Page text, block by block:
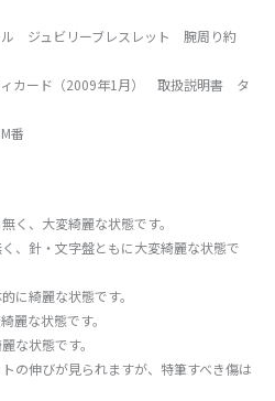
ル ジュビリーブレスレット 腕周り約
カード（2009年1月） 取扱説明書 タ
番
く、大変綺麗な状態です。
、針・文字盤ともに大変綺麗な状態で
に綺麗な状態です。
麗な状態です。
な状態です。
の伸びが見られますが、特筆すべき傷は